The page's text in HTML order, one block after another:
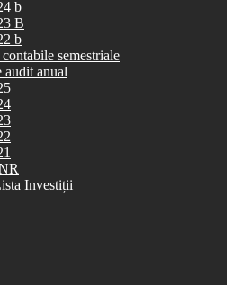
b
B
b
semestriale
audit anual
Investiții